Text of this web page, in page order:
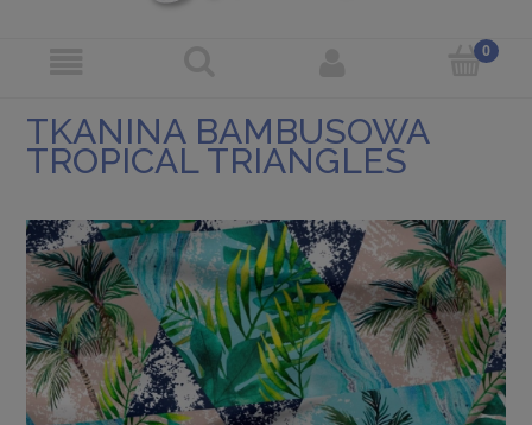
TKANINA BAMBUSOWA
TROPICAL TRIANGLES